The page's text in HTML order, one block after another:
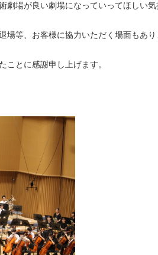
劇場が良い劇場になっていってほしい
等、お客様に協力いただく場面もあ
ことに感謝申し上げます。